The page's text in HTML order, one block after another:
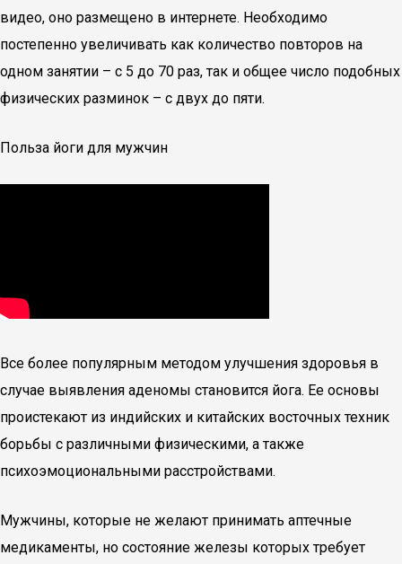
видео, оно размещено в интернете. Необходимо
постепенно увеличивать как количество повторов на
одном занятии – с 5 до 70 раз, так и общее число подобных
физических разминок – с двух до пяти.
Польза йоги для мужчин
Все более популярным методом улучшения здоровья в
случае выявления аденомы становится йога. Ее основы
проистекают из индийских и китайских восточных техник
борьбы с различными физическими, а также
психоэмоциональными расстройствами.
Мужчины, которые не желают принимать аптечные
медикаменты, но состояние железы которых требует